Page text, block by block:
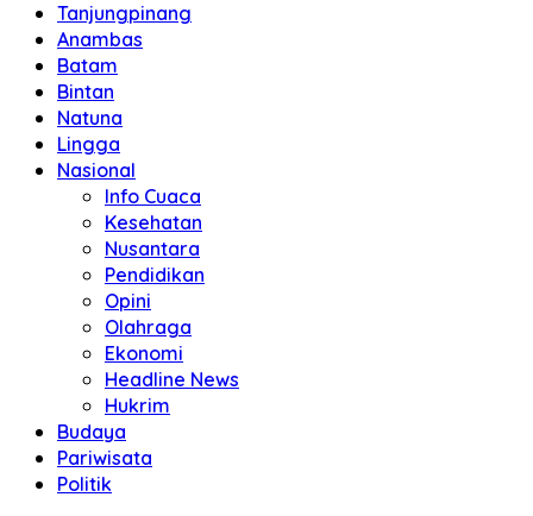
Tanjungpinang
Anambas
Batam
Bintan
Natuna
Lingga
Nasional
Info Cuaca
Kesehatan
Nusantara
Pendidikan
Opini
Olahraga
Ekonomi
Headline News
Hukrim
Budaya
Pariwisata
Politik